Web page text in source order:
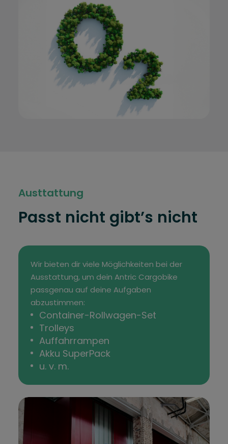
Austtattung
Passt nicht gibt’s nicht
Wir bieten dir viele Möglichkeiten bei der
Ausstattung, um dein Antric Cargobike
passgenau auf deine Aufgaben
abzustimmen:
Container-Rollwagen-Set
Trolleys
Auffahrrampen
Akku SuperPack
u. v. m.